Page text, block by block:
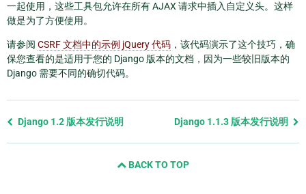
一起使用，这些工具包允许在所有 AJAX 请求中插入自定义头。这样
做是为了方便使用。
请参阅 CSRF 文档中的示例 jQuery 代码 ，该代码演示了这个技巧，确
保您查看的是适用于您的 Django 版本的文档，因为一些较旧版本的
Django 需要不同的确切代码。
Previous
Django 1.2 版本发行说明 Django 1.1.3 版本发行说明
BACK TO TOP